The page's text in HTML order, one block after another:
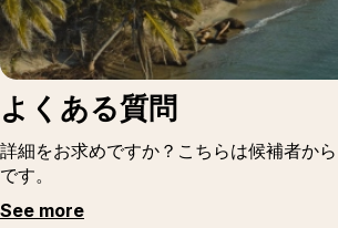
よくある質問
詳細をお求めですか？こちらは候補者か
です。
See more